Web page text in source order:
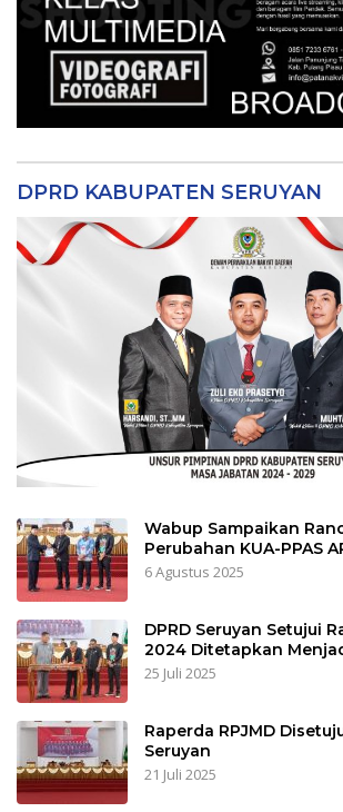
DPRD KABUPATEN SERUYAN
Wabup Sampaikan
Perubahan KUA-PPAS
6 Agustus 2025
DPRD Seruyan Setujui
2024 Ditetapkan
25 Juli 2025
Raperda RPJMD
Seruyan
21 Juli 2025